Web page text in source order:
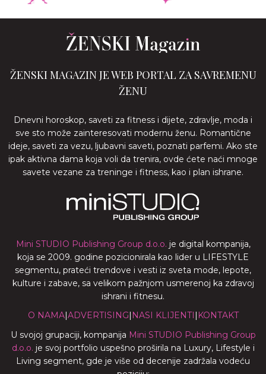
ŽENSKI MAGAZIN JE WEB PORTAL ZA SAVREMENU
ŽENU
Dnevni horoskop, saveti za fitness i dijete, zdravlje, moda i
sve sto može zainteresovati modernu ženu. Romantične
ideje, saveti za vezu, ljubavni saveti, poznati parfemi. Ako ste
ipak aktivna dama koja voli da trenira, ovde ćete naći mnoge
savete vezane za treninge i fitness, kao i plan ishrane.
Mini STUDIO Publishing Group d.o.o. je digital kompanija,
koja se 2009. godine pozicionirala kao lider u LIFESTYLE
segmentu, prateći trendove i vesti iz sveta mode, lepote,
kulture i zabave, sa velikom pažnjom usmerenoj ka zdravoj
ishrani i fitnesu.
O NAMA|ADVERTISING| NASI KLIJENTI | KONTAKT
U svojoj grupaciji, kompanija Mini STUDIO Publishing Group
d.o.o. je svoj portfolio uspešno proširila na Luxury, Lifestyle i
Living segment, gde je više od decenije zadržala vodeću